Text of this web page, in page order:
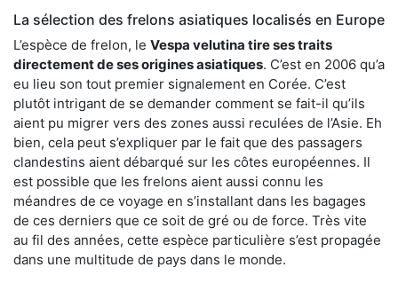
La sélection des frelons asiatiques localisés en Europe
L’espèce de frelon, le Vespa velutina tire ses traits
directement de ses origines asiatiques. C’est en 2006 qu’a
eu lieu son tout premier signalement en Corée. C’est
plutôt intrigant de se demander comment se fait-il qu’ils
aient pu migrer vers des zones aussi reculées de l’Asie. Eh
bien, cela peut s’expliquer par le fait que des passagers
clandestins aient débarqué sur les côtes européennes. Il
est possible que les frelons aient aussi connu les
méandres de ce voyage en s’installant dans les bagages
de ces derniers que ce soit de gré ou de force. Très vite
au fil des années, cette espèce particulière s’est propagée
dans une multitude de pays dans le monde.